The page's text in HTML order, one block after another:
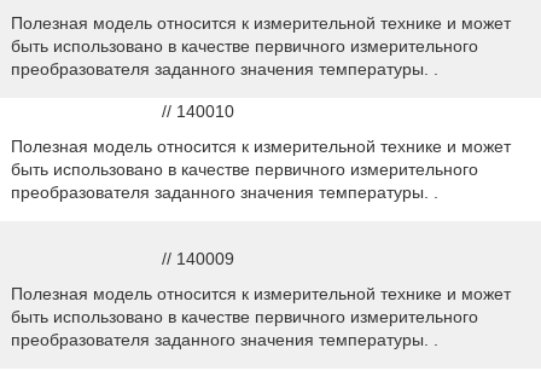
Полезная модель относится к измерительной технике и может
быть использовано в качестве первичного измерительного
преобразователя заданного значения температуры. .
// 140010
Полезная модель относится к измерительной технике и может
быть использовано в качестве первичного измерительного
преобразователя заданного значения температуры. .
// 140009
Полезная модель относится к измерительной технике и может
быть использовано в качестве первичного измерительного
преобразователя заданного значения температуры. .